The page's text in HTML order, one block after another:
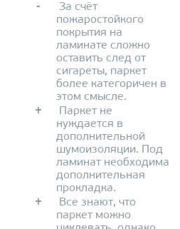
-
За счёт
пожаростойкого
покрытия на
ламинате сложно
оставить след от
сигареты, паркет
более категоричен в
этом смысле.
+
Паркет не
нуждается в
дополнительной
шумоизоляции. Под
ламинат необходима
дополнительная
прокладка.
+
Все знают, что
паркет можно